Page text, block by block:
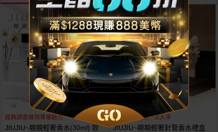
越多越
便宜
經典調香展現專屬魅力
JIUJIU~親親輕奢香水(30ml) 款
熱門經典香調一次入手
JIUJIU~親親輕奢針管香水禮盒